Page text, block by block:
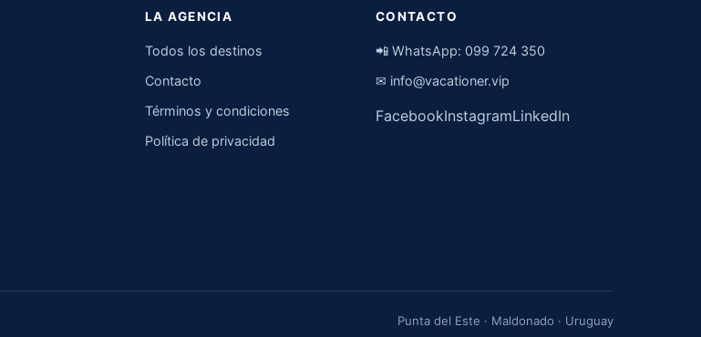
LA AGENCIA
Todos los destinos
Contacto
Términos y condiciones
Política de privacidad
CONTACTO
📲 WhatsApp: 099 724 350
✉ info@vacationer.vip
FacebookInstagramLinkedIn
Punta del Este · Maldonado · Uruguay